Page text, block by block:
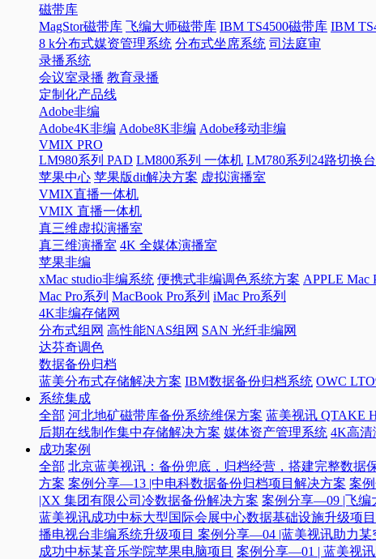
磁带库
MagStor磁带库 飞编大师磁带库 IBM TS4500磁带库 IBM
8 k分布式媒资管理系统 分布式坐席系统 司法庭审
录播系统
会议室录播 教育录播
定制化产品线
Adobe非编
Adobe4K非编 Adobe8K非编 Adobe移动非编
VMIX PRO
LM980系列 PAD LM800系列 一体机 LM780系列24路切换台
苹果中心 苹果版dit解决方案 虚拟演播室
VMIX直播一体机
VMIX 直播一体机
真三维虚拟演播室
真三维演播室 4K 全媒体演播室
苹果非编
xMac studio非编系统 便携式非编调色系统方案 APPLE Mac
Mac Pro系列 MacBook Pro系列 iMac Pro系列
4K非编存储网
分布式组网 高性能NAS组网 SAN 光纤非编网
达芬奇调色
数据备份归档
蓝美分布式存储解决方案 IBM数据备份归档系统 OWC
系统集成
全部 河北地矿磁带库备份系统维保方案 蓝美视讯 QTAKE
后期在线制作集中存储解决方案 媒体资产管理系统 4K高清
成功案例
全部 北京蓝美视讯：备份兜底，归档经营，搭建完整数据
方案 案例分享—13 |中电科数据备份归档项目解决方案 案
|XX 集团有限公司冷数据备份解决方案 案例分享—09 |飞编
蓝美视讯成功中标大型国际会展中心数据基础设施升级项目
播电视台非编系统升级项目​ 案例分享—04 |蓝美视讯助力某
成功中标某音乐学院苹果电脑项目 案例分享—01 | 蓝美视